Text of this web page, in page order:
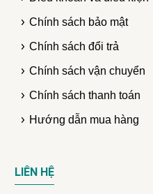
Chính sách bảo mật
Chính sách đổi trả
Chính sách vận chuyển
Chính sách thanh toán
Hướng dẫn mua hàng
LIÊN HỆ